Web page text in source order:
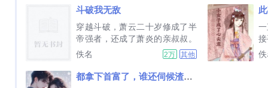
被选中穿越就已经是自己的金手
武魂觉醒，感到无比惊慌和担忧
之际，...
斗破我无敌
穿越斗破，萧云二十岁修成了半
帝强者，还成了萧炎的亲叔叔。
面对纳兰嫣然退婚，萧云道小炎
殿护法，萧云道小炎子，看我来
佚名 2万 其他
都拿下首富了，谁还伺候渣前夫啊！